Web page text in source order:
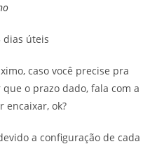
dias úteis
caso você precise pra
o prazo dado, fala com a
encaixar, ok?
a configuração de cada